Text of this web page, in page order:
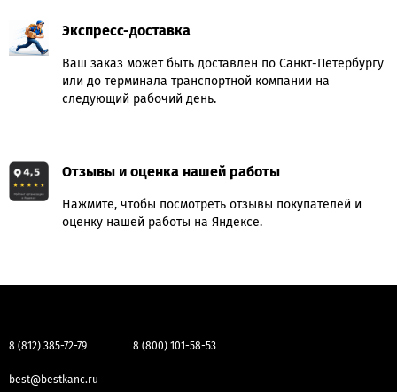
Экспресс-доставка
Ваш заказ может быть доставлен по Санкт-Петербургу
или до терминала транспортной компании на
следующий рабочий день.
Отзывы и оценка нашей работы
Нажмите, чтобы посмотреть отзывы покупателей и
оценку нашей работы на Яндексе.
8 (812) 385-72-79 8 (800) 101-58-53
best@bestkanc.ru